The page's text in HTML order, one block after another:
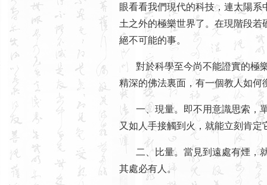
眼看看我們現代的科技，連太陽
土之外的極樂世界了。在現階段若
絕不可能的事。
對於科學至今尚不能證實的極樂
精深的佛法裏面，有一個教人如何
一、現量。即不用意識思索，單
又如人手接觸到火，就能立刻肯定
二、比量。當見到遠處有煙，就
其處必有人。